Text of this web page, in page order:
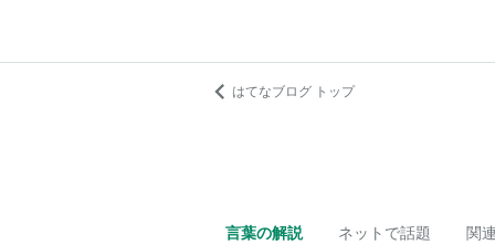
はてなブログ トップ
言葉の解説 ネットで話題 関